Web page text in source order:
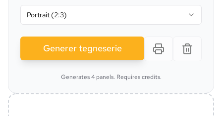
Portrait (2:3)
Generer tegneserie
Generates 4 panels. Requires credits.